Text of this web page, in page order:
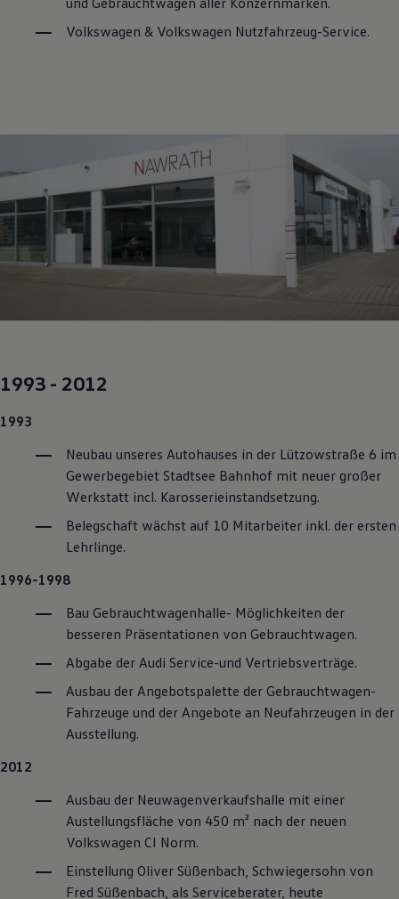
Volkswagen & Volkswagen Nutzfahrzeug-Service.
1993 - 2012
1993
Neubau unseres Autohauses in der Lützowstraße 6 im
Gewerbegebiet Stadtsee Bahnhof mit neuer großer
Werkstatt incl. Karosserieinstandsetzung.
Belegschaft wächst auf 10 Mitarbeiter inkl. der ersten
Lehrlinge.
1996-1998
Bau Gebrauchtwagenhalle- Möglichkeiten der
besseren Präsentationen von Gebrauchtwagen.
Abgabe der Audi Service-und Vertriebsverträge.
Ausbau der Angebotspalette der Gebrauchtwagen-
Fahrzeuge und der Angebote an Neufahrzeugen in der
Ausstellung.
2012
Ausbau der Neuwagenverkaufshalle mit einer
Austellungsfläche von 450 m² nach der neuen
Volkswagen CI Norm.
Einstellung Oliver Süßenbach, Schwiegersohn von
Fred Süßenbach, als Serviceberater, heute